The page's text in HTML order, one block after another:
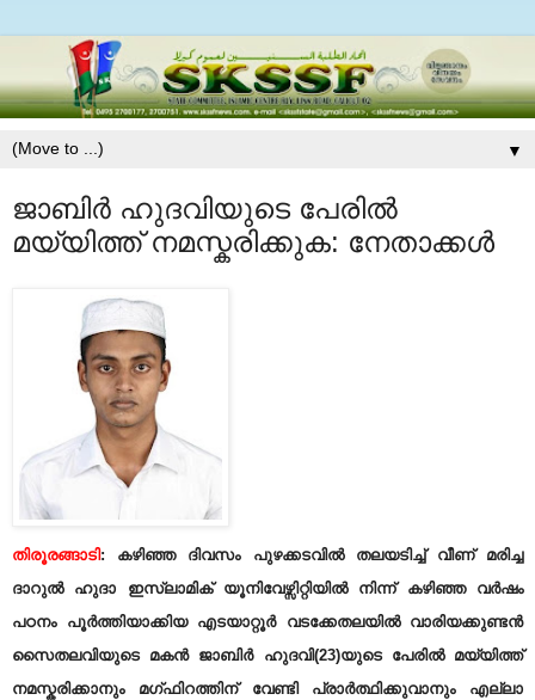
▼
ജാബിര്‍ ഹുദവിയുടെ പേരില്‍
മയ്യിത്ത് നമസ്കരിക്കുക: നേതാക്കള്‍
തിരൂരങ്ങാടി: കഴിഞ്ഞ ദിവസം പുഴക്കടവില്‍ തലയടിച്ച് വീണ് മരിച്ച
ദാറുല്‍ ഹുദാ ഇസ്ലാമിക് യൂനിവേഴ്സിറ്റിയില്‍ നിന്ന് കഴിഞ്ഞ വര്‍ഷം
പഠനം പൂര്‍ത്തിയാക്കിയ എടയാറ്റൂര്‍ വടക്കേതലയില്‍ വാരിയക്കുണ്ടന്‍
സൈതലവിയുടെ മകന്‍ ജാബിര്‍ ഹുദവി(23)യുടെ പേരില്‍ മയ്യിത്ത്
നമസ്കരിക്കാനും മഗ്ഫിറത്തിന് വേണ്ടി പ്രാര്‍ത്ഥിക്കുവാനും എല്ലാ